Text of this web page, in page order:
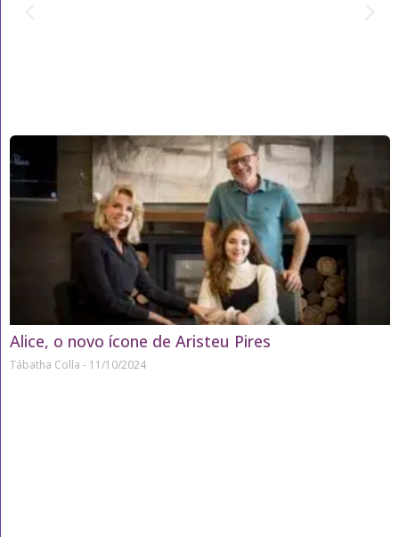
Alice, o novo ícone de Aristeu Pires
Tábatha Colla 11/10/2024